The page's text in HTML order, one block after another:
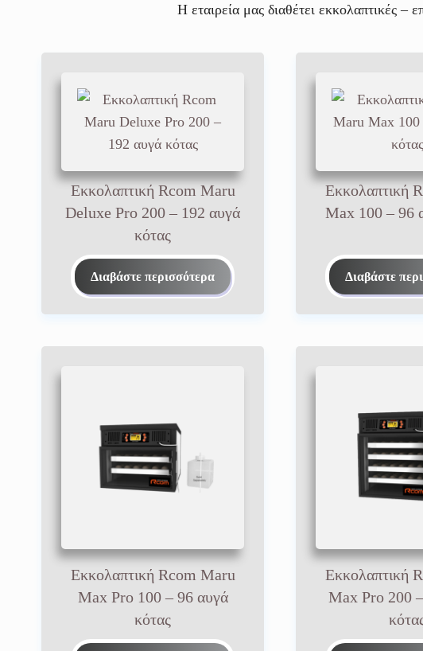
Η εταιρεία μας διαθέτει εκκολαπτικές
Εκκολαπτική Rcom Maru
Deluxe Pro 200 – 192 αυγά
κότας
Διαβάστε περισσότερα
Εκκολαπτική
Max 100 – 96
Διαβάστε
Εκκολαπτική Rcom Maru
Max Pro 100 – 96 αυγά
κότας
Εκκολαπτική
Max Pro 200